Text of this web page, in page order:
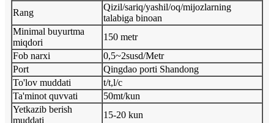
Rang
Qizil/sariq/yashil/oq/mijozlarning
talabiga binoan
Minimal buyurtma
miqdori
150 metr
Fob narxi
0,5~2susd/Metr
Port
Qingdao porti Shandong
To'lov muddati
t/t,l/c
Ta'minot quvvati
50mt/kun
Yetkazib berish
muddati
15-20 kun